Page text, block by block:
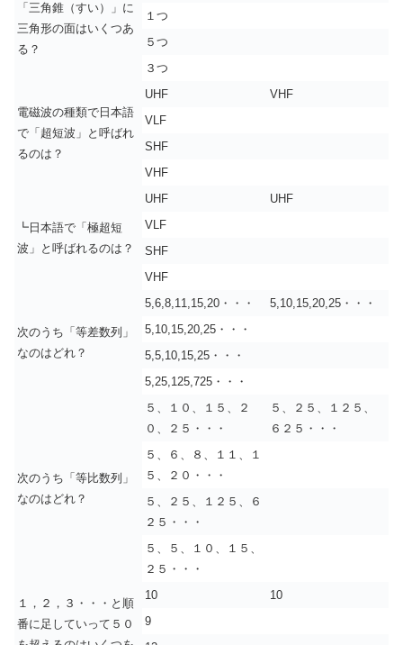
「三角錐（すい）」に
三角形の面はいくつあ
る？
１つ
５つ
３つ
電磁波の種類で日本語
で「超短波」と呼ばれ
るのは？
UHF
VHF
VLF
SHF
VHF
┗日本語で「極超短
波」と呼ばれるのは？
UHF
UHF
VLF
SHF
VHF
次のうち「等差数列」
なのはどれ？
5,6,8,11,15,20・・・
5,10,15,20,25・・・
5,10,15,20,25・・・
5,5,10,15,25・・・
5,25,125,725・・・
次のうち「等比数列」
なのはどれ？
５、１０、１５、２
０、２５・・・
５、２５、１２５、
６２５・・・
５、６、８、１１、１
５、２０・・・
５、２５、１２５、６
２５・・・
５、５、１０、１５、
２５・・・
１，２，３・・・と順
番に足していって５０
10
10
9